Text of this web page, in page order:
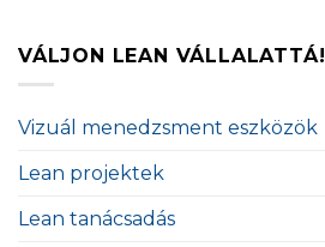
VÁLJON LEAN VÁLLALATTÁ!
Vizuál menedzsment eszközök
Lean projektek
Lean tanácsadás